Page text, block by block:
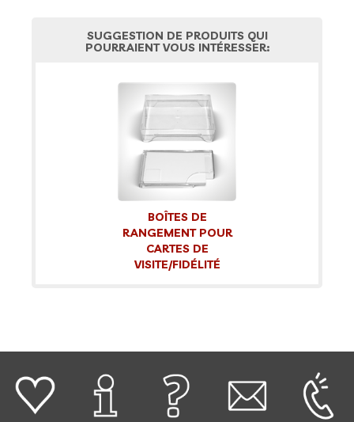
SUGGESTION DE PRODUITS QUI
POURRAIENT VOUS INTÉRESSER:
BOÎTES DE
RANGEMENT POUR
CARTES DE
VISITE/FIDÉLITÉ